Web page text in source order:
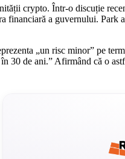
crypto. Într-o discuție
a guvernului. Park
„un risc minor” pe
30 de ani.” Afirmând că o